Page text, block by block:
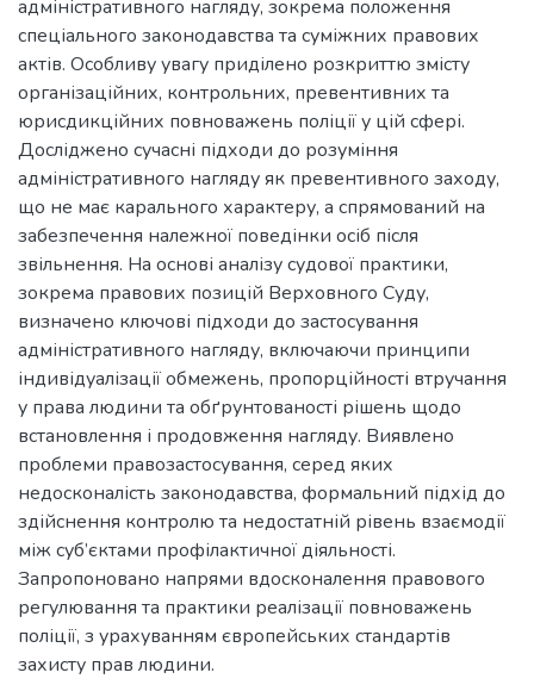
адміністративного нагляду, зокрема положення
спеціального законодавства та суміжних правових
актів. Особливу увагу приділено розкриттю змісту
організаційних, контрольних, превентивних та
юрисдикційних повноважень поліції у цій сфері.
Досліджено сучасні підходи до розуміння
адміністративного нагляду як превентивного заходу,
що не має карального характеру, а спрямований на
забезпечення належної поведінки осіб після
звільнення. На основі аналізу судової практики,
зокрема правових позицій Верховного Суду,
визначено ключові підходи до застосування
адміністративного нагляду, включаючи принципи
індивідуалізації обмежень, пропорційності втручання
у права людини та обґрунтованості рішень щодо
встановлення і продовження нагляду. Виявлено
проблеми правозастосування, серед яких
недосконалість законодавства, формальний підхід до
здійснення контролю та недостатній рівень взаємодії
між суб’єктами профілактичної діяльності.
Запропоновано напрями вдосконалення правового
регулювання та практики реалізації повноважень
поліції, з урахуванням європейських стандартів
захисту прав людини.